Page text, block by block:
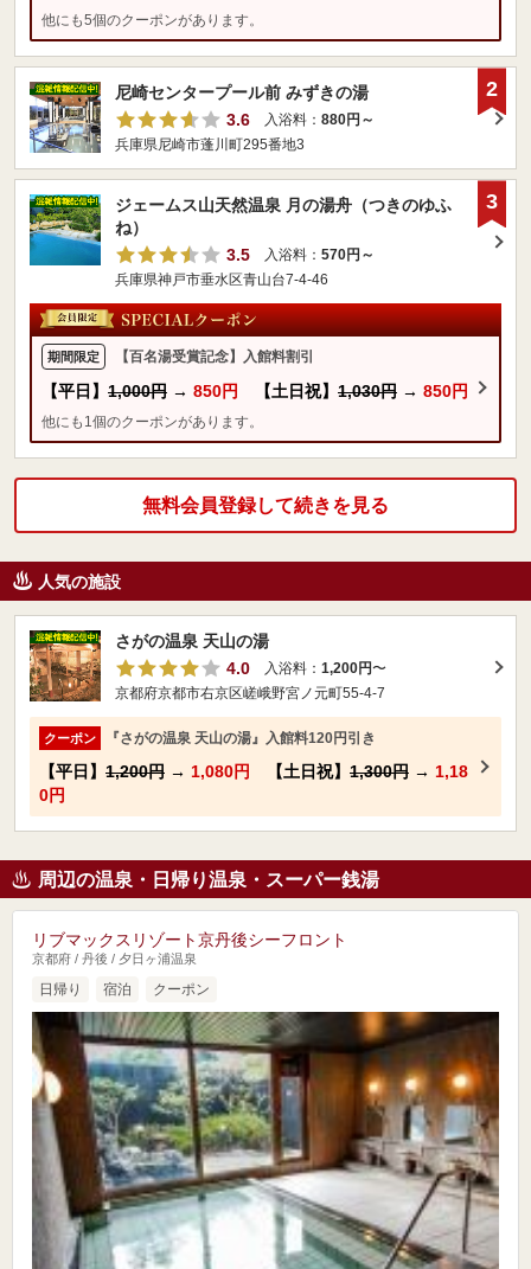
他にも5個のクーポンがあります。
尼崎センタープール前 みずきの湯
3.6
入浴料： 880円～
兵庫県尼崎市蓬川町295番地3
2
ジェームス山天然温泉 月の湯舟（つきのゆふ
ね）
3.5
入浴料： 570円～
兵庫県神戸市垂水区青山台7-4-46
期間限定 【百名湯受賞記念】入館料割引
【平日】 1,000円 → 850円 【土日祝】 1,030円 → 850円
他にも1個のクーポンがあります。
3
無料会員登録して続きを見る
人気の施設
さがの温泉 天山の湯
4.0
入浴料： 1,200円〜
京都府京都市右京区嵯峨野宮ノ元町55-4-7
クーポン 『さがの温泉 天山の湯』入館料120円引き
【平日】 1,200円 → 1,080円 【土日祝】 1,300円 → 1,18
0円
周辺の温泉・日帰り温泉・スーパー銭湯
リブマックスリゾート京丹後シーフロント
京都府 / 丹後 / 夕日ヶ浦温泉
日帰り 宿泊 クーポン